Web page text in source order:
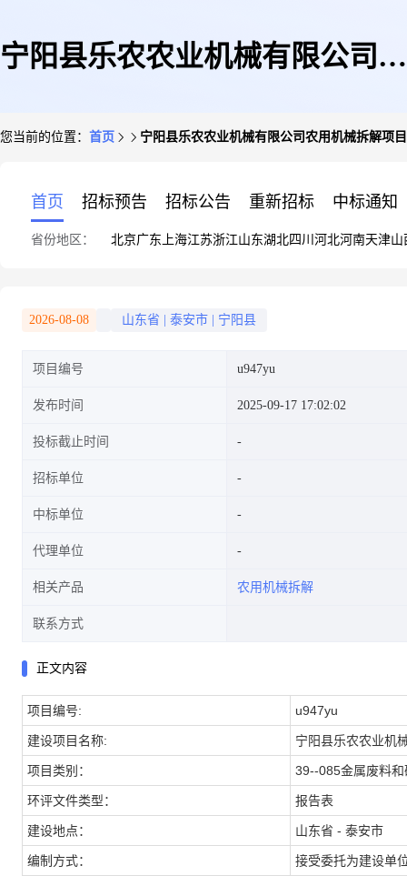
宁阳县乐农农业机械有限公司农
您当前的位置： 首页 宁阳县乐农农业机械有限公司农用机械拆解项目
首页 招标预告 招标公告 重新招标 中标通知
省份地区： 北京广东 上海江苏浙江山东湖北四川 河北河南天津山
2026-08-08 山东省 泰安市 宁阳县
项目编号 u947yu
发布时间 2025-09-17 17:02:02
投标截止时间
招标单位
中标单位
代理单位
相关产品 农用机械拆解
联系方式
正文内容
项目编号: u947yu
建设项目名称: 宁阳县乐农农业机
项目类别： 39--085金属废料
环评文件类型： 报告表
建设地点： 山东省 - 泰安市
编制方式： 接受委托为建设单